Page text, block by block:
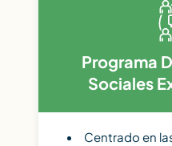
Programa
Sociales
Centrado en